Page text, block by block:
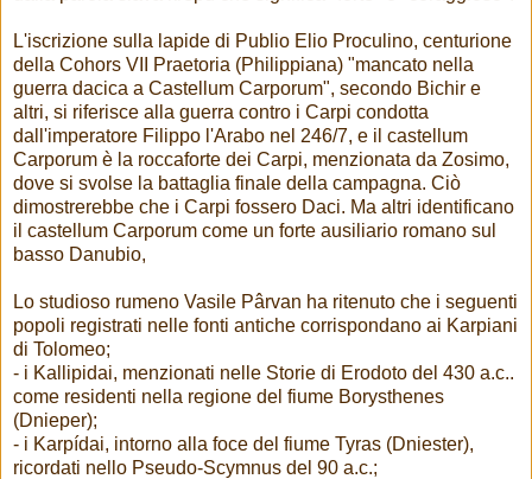
L'iscrizione sulla lapide di Publio Elio Proculino, centurione
della Cohors VII Praetoria (Philippiana) "mancato nella
guerra dacica a Castellum Carporum", secondo Bichir e
altri, si riferisce alla guerra contro i Carpi condotta
dall'imperatore Filippo l'Arabo nel 246/7, e il castellum
Carporum è la roccaforte dei Carpi, menzionata da Zosimo,
dove si svolse la battaglia finale della campagna. Ciò
dimostrerebbe che i Carpi fossero Daci. Ma altri identificano
il castellum Carporum come un forte ausiliario romano sul
basso Danubio,
Lo studioso rumeno Vasile Pârvan ha ritenuto che i seguenti
popoli registrati nelle fonti antiche corrispondano ai Karpiani
di Tolomeo;
- i Kallipidai, menzionati nelle Storie di Erodoto del 430 a.c..
come residenti nella regione del fiume Borysthenes
(Dnieper);
- i Karpídai, intorno alla foce del fiume Tyras (Dniester),
ricordati nello Pseudo-Scymnus del 90 a.c.;